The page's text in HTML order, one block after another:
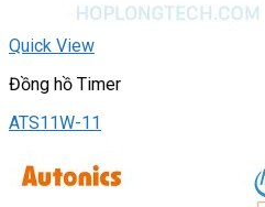
Quick View
Đồng hồ Timer
ATS11W-11